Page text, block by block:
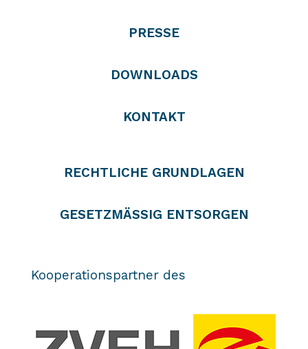
PRESSE
DOWNLOADS
KONTAKT
RECHTLICHE GRUNDLAGEN
GESETZMÄSSIG ENTSORGEN
Kooperationspartner des